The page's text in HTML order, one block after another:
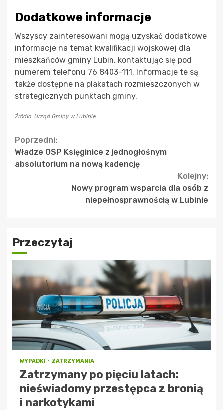
Dodatkowe informacje
Wszyscy zainteresowani mogą uzyskać dodatkowe
informacje na temat kwalifikacji wojskowej dla
mieszkańców gminy Lubin, kontaktując się pod
numerem telefonu 76 8403-111. Informacje te są
także dostępne na plakatach rozmieszczonych w
strategicznych punktach gminy.
Źródło: Urząd Gminy w Lubinie
Continue
Reading
Poprzedni:
Władze OSP Księginice z jednogłośnym
absolutorium na nową kadencję
Kolejny:
Nowy program wsparcia dla osób z
niepełnosprawnością w Lubinie
Przeczytaj
WYPADKI ZATRZYMANIA
Zatrzymany po pięciu latach:
nieświadomy przestępca z bronią
i narkotykami